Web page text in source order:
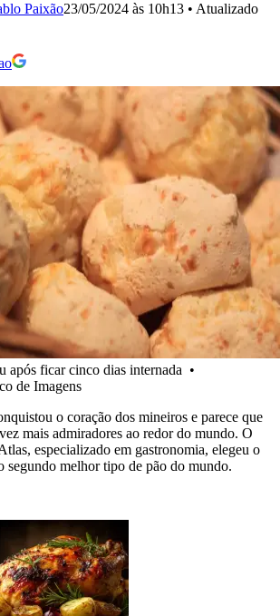
Paixão23/05/2024 às 10h13 • Atualizado
após ficar cinco dias internada •
de Imagens
o coração dos mineiros e parece que
mais admiradores ao redor do mundo. O
especializado em gastronomia, elegeu o
segundo melhor tipo de pão do mundo.